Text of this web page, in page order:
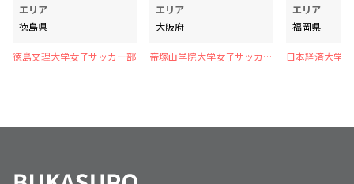
エリア
徳島県
徳島文理大学女子サッカー部
エリア
大阪府
帝塚山学院大学女子サッカー
エリア
福岡県
日本経済大学